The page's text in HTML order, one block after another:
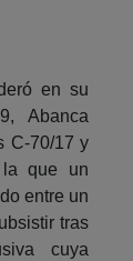
en su
Abanca
C-70/17 y
la que un
entre un
tras
cuya